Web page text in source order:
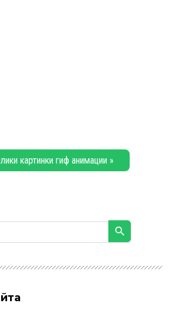
картинки гиф анимации »